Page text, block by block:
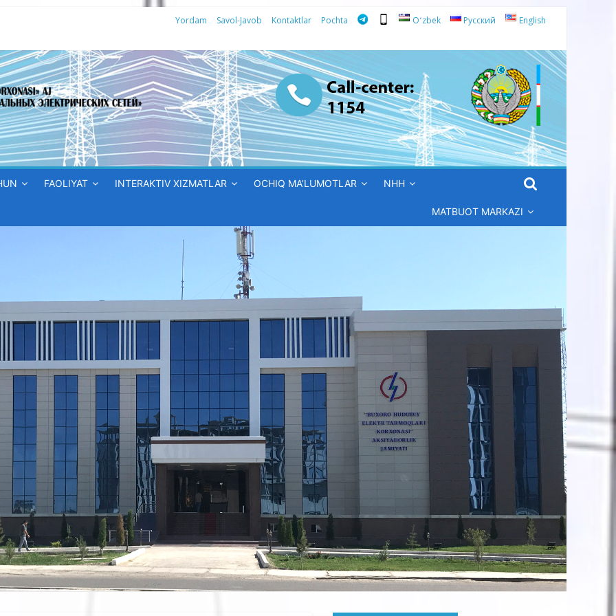
Yordam Savol-Javob Kontaktlar Pochta Oʻzbek Русский English
FAOLIYAT INTERAKTIV XIZMATLAR OCHIQ MA’LUMOTLAR NHH
MATBUOT MARKAZI